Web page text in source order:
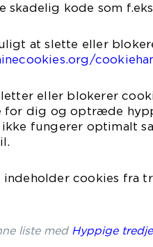
skadelig kode som
at slette eller
eller blokerer
for dig og optræde
fungerer optimalt
indeholder cookies fra
liste med Hyppige